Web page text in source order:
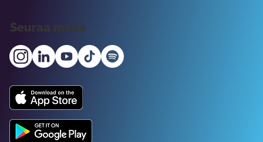
Seuraa meitä